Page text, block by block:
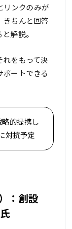
リンクのみが
きちんと回答
解説。
れをもって決
ポートできる
的提携し
対抗予定
：創設